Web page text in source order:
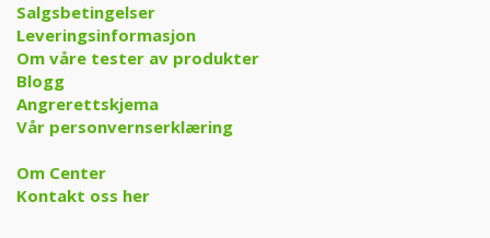
Salgsbetingelser
Leveringsinformasjon
Om våre tester av produkter
Blogg
Angrerettskjema
Vår personvernserklæring
Om Center
Kontakt oss her